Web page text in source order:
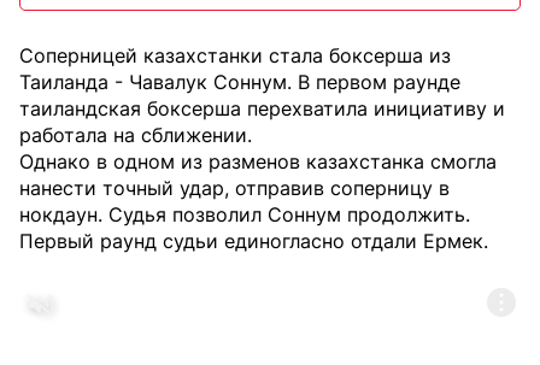
Соперницей казахстанки стала боксерша из
Таиланда - Чавалук Соннум. В первом раунде
таиландская боксерша перехватила инициативу и
работала на сближении.
Однако в одном из разменов казахстанка смогла
нанести точный удар, отправив соперницу в
нокдаун. Судья позволил Соннум продолжить.
Первый раунд судьи единогласно отдали Ермек.